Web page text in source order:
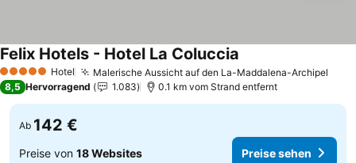
5 Sterne Hotel Malerische Aussicht auf den La-Maddalena-Archipel
Felix Hotels - Hotel La Coluccia
8,5 Hervorragend 1.083 0.1 km vom Strand entfernt
Ab 142 €
Preise von 18 Websites Preise sehen